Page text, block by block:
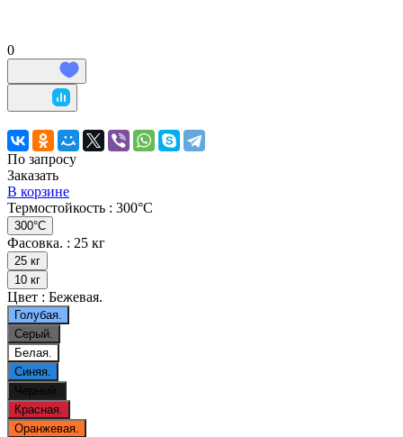
0
По запросу
Заказать
В корзине
Термостойкость : 300°С
300°С
Фасовка. : 25 кг
25 кг
10 кг
Цвет : Бежевая.
Голубая.
Серый.
Белая.
Синяя.
Черный.
Красная.
Оранжевая.